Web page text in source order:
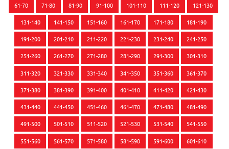
61-70 71-80 81-90 91-100 101-110 111-120 121-130
131-140 141-150 151-160 161-170 171-180 181-190
191-200 201-210 211-220 221-230 231-240 241-250
251-260 261-270 271-280 281-290 291-300 301-310
311-320 321-330 331-340 341-350 351-360 361-370
371-380 381-390 391-400 401-410 411-420 421-430
431-440 441-450 451-460 461-470 471-480 481-490
491-500 501-510 511-520 521-530 531-540 541-550
551-560 561-570 571-580 581-590 591-600 601-610